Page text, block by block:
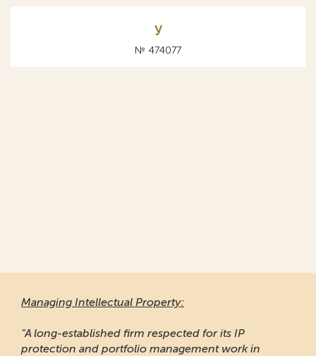
У
№ 474077
Managing Intellectual Property:
"A long-established firm respected for its IP
protection and portfolio management work in